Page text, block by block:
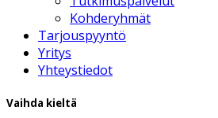
Kohderyhmät
Tarjouspyyntö
Yritys
Yhteystiedot
Vaihda kieltä